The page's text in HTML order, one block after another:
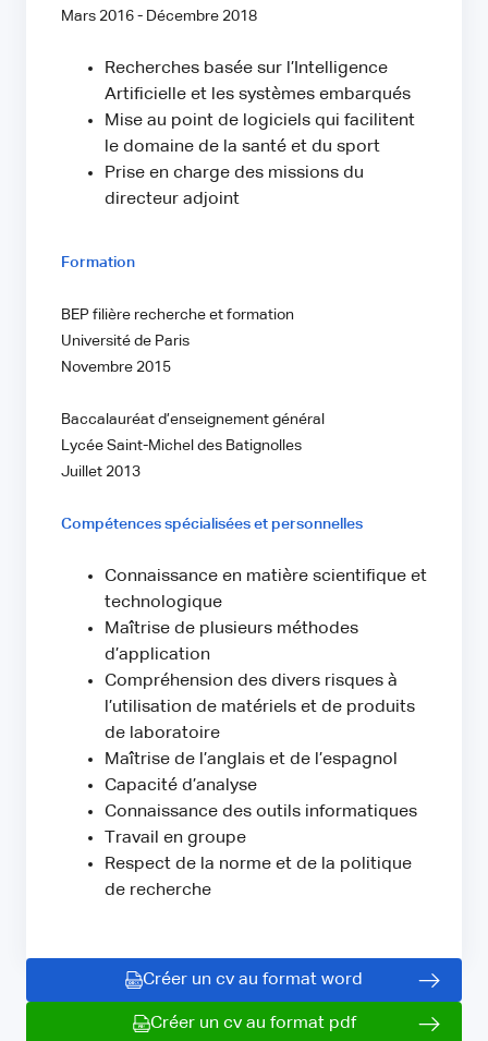
Mars 2016 - Décembre 2018
Recherches basée sur l’Intelligence
Artificielle et les systèmes embarqués
Mise au point de logiciels qui facilitent
le domaine de la santé et du sport
Prise en charge des missions du
directeur adjoint
Formation
BEP filière recherche et formation
Université de Paris
Novembre 2015
Baccalauréat d’enseignement général
Lycée Saint-Michel des Batignolles
Juillet 2013
Compétences spécialisées et personnelles
Connaissance en matière scientifique et
technologique
Maîtrise de plusieurs méthodes
d’application
Compréhension des divers risques à
l’utilisation de matériels et de produits
de laboratoire
Maîtrise de l’anglais et de l’espagnol
Capacité d’analyse
Connaissance des outils informatiques
Travail en groupe
Respect de la norme et de la politique
de recherche
Créer un cv au format word
Créer un cv au format pdf